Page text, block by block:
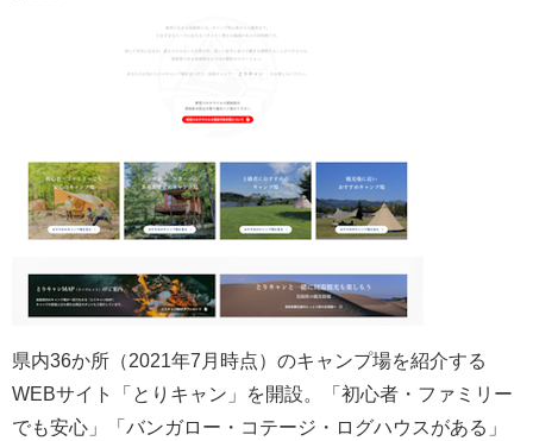
県内36か所（2021年7月時点）のキャンプ場を紹介する
WEBサイト「とりキャン」を開設。「初心者・ファミリー
でも安心」「バンガロー・コテージ・ログハウスがある」